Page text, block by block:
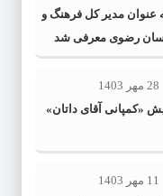
مدیر کل فرهنگ و
رضوی معرفی شد
28 مهر 1403
«کمپانی آقای داتان»
11 مهر 1403